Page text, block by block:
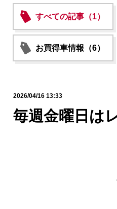
すべての記事（1）
お買得車情報（6）
2026/04/16 13:33
毎週金曜日は